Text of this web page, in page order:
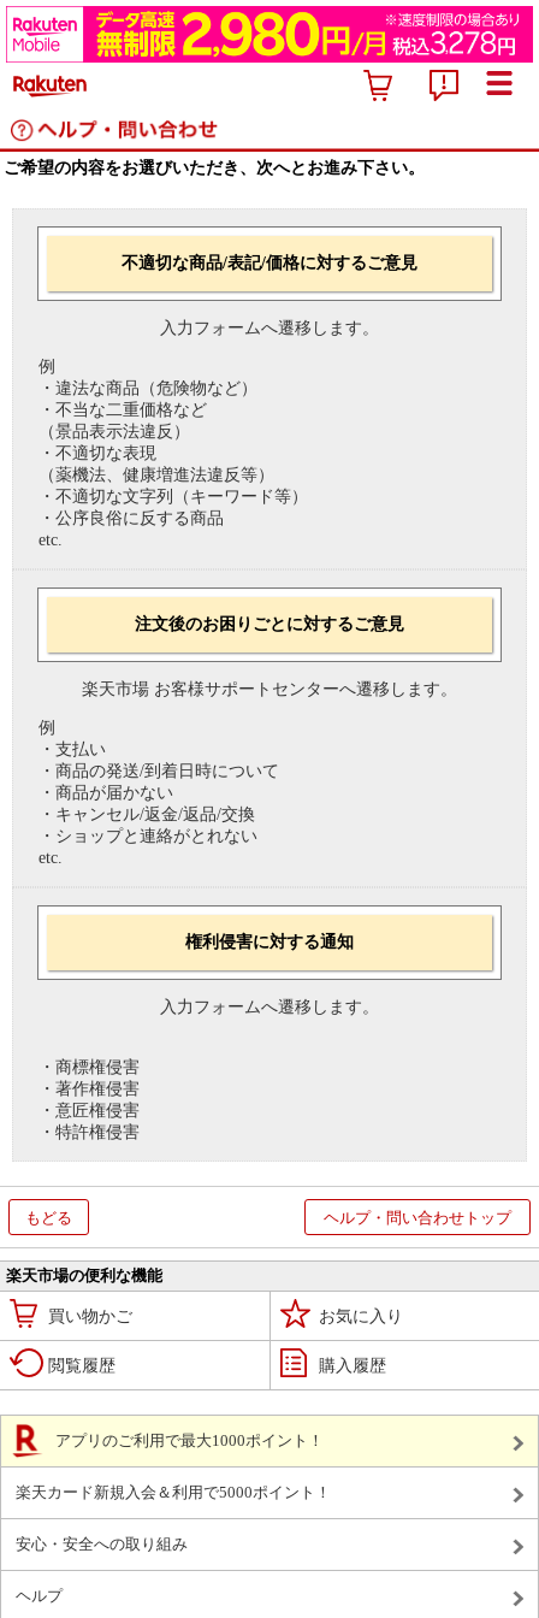
ご希望の内容をお選びいただき、次へとお進み下さい。
不適切な商品/表記/価格に対するご意見
入力フォームへ遷移します。
例
・違法な商品（危険物など）
・不当な二重価格など
（景品表示法違反）
・不適切な表現
（薬機法、健康増進法違反等）
・不適切な文字列（キーワード等）
・公序良俗に反する商品
etc.
注文後のお困りごとに対するご意見
楽天市場 お客様サポートセンターへ遷移します。
例
・支払い
・商品の発送/到着日時について
・商品が届かない
・キャンセル/返金/返品/交換
・ショップと連絡がとれない
etc.
権利侵害に対する通知
入力フォームへ遷移します。
・商標権侵害
・著作権侵害
・意匠権侵害
・特許権侵害
もどる ヘルプ・問い合わせトップ
楽天市場の便利な機能
買い物かご お気に入り
閲覧履歴 購入履歴
アプリのご利用で最大1000ポイント！
楽天カード新規入会＆利用で5000ポイント！
安心・安全への取り組み
ヘルプ